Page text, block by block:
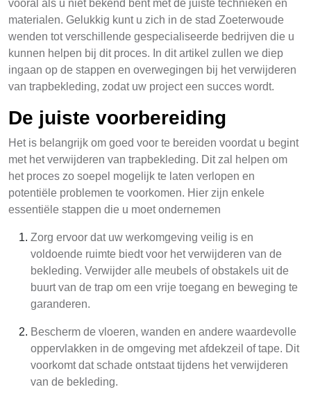
vooral als u niet bekend bent met de juiste technieken en
materialen. Gelukkig kunt u zich in de stad Zoeterwoude
wenden tot verschillende gespecialiseerde bedrijven die u
kunnen helpen bij dit proces. In dit artikel zullen we diep
ingaan op de stappen en overwegingen bij het verwijderen
van trapbekleding, zodat uw project een succes wordt.
De juiste voorbereiding
Het is belangrijk om goed voor te bereiden voordat u begint
met het verwijderen van trapbekleding. Dit zal helpen om
het proces zo soepel mogelijk te laten verlopen en
potentiële problemen te voorkomen. Hier zijn enkele
essentiële stappen die u moet ondernemen
Zorg ervoor dat uw werkomgeving veilig is en
voldoende ruimte biedt voor het verwijderen van de
bekleding. Verwijder alle meubels of obstakels uit de
buurt van de trap om een vrije toegang en beweging te
garanderen.
Bescherm de vloeren, wanden en andere waardevolle
oppervlakken in de omgeving met afdekzeil of tape. Dit
voorkomt dat schade ontstaat tijdens het verwijderen
van de bekleding.